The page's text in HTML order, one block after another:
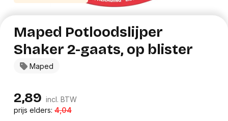
Maped
Maped Potloodslijper
Shaker 2-gaats, op blister
2,89 incl. BTW
prijs elders:4,04